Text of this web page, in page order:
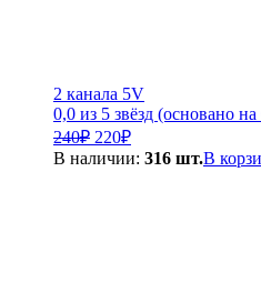
2 канала 5V
0,0 из 5 звёзд (основано
240₽ Первоначальная
цена
220₽Текущая
цена:
В наличии: 316 шт.В